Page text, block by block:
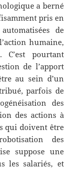
a berné
pris en
de
humaine,
pourtant
de l’apport
au sein d’un
parfois de
des
des actions à
qui doivent être
des
suppose une
les salariés, et